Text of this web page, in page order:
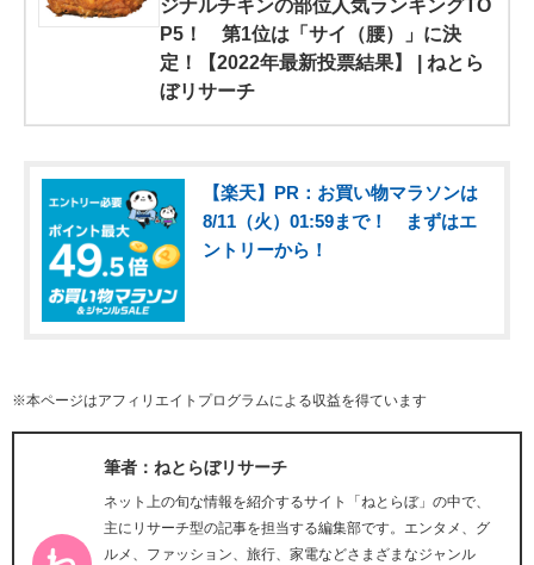
ジナルチキンの部位人気ランキングTO
P5！ 第1位は「サイ（腰）」に決
定！【2022年最新投票結果】 | ねとら
ぼリサーチ
【楽天】PR：お買い物マラソンは
8/11（火）01:59まで！ まずはエ
ントリーから！
※本ページはアフィリエイトプログラムによる収益を得ています
筆者：ねとらぼリサーチ
ネット上の旬な情報を紹介するサイト「ねとらぼ」の中で、
主にリサーチ型の記事を担当する編集部です。エンタメ、グ
ルメ、ファッション、旅行、家電などさまざまなジャンル